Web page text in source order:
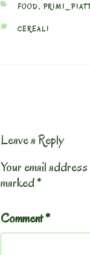
CATEGORIES
FOOD,
TAGS
CEREALI
Leave a Reply
Your email
marked*
Comment*